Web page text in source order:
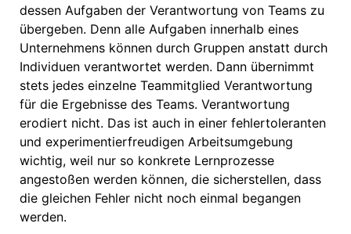
dessen Aufgaben der Verantwortung von Teams zu
übergeben. Denn alle Aufgaben innerhalb eines
Unternehmens können durch Gruppen anstatt durch
Individuen verantwortet werden. Dann übernimmt
stets jedes einzelne Teammitglied Verantwortung
für die Ergebnisse des Teams. Verantwortung
erodiert nicht. Das ist auch in einer fehlertoleranten
und experimentierfreudigen Arbeitsumgebung
wichtig, weil nur so konkrete Lernprozesse
angestoßen werden können, die sicherstellen, dass
die gleichen Fehler nicht noch einmal begangen
werden.